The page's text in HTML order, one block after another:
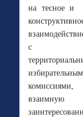
на тесное и
с
комиссиями,
взаимную